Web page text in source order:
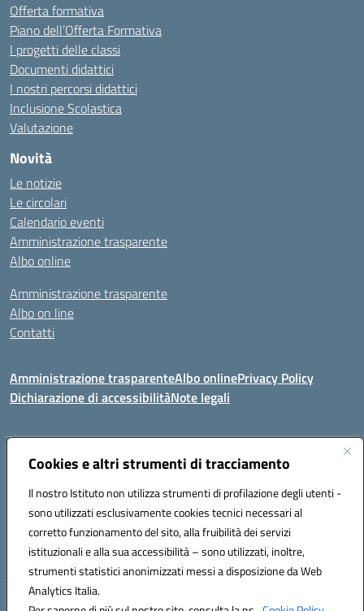
Cookies e altri strumenti di tracciamento
Il nostro Istituto non utilizza strumenti di profilazione degli utenti -
sono utilizzati esclusivamente cookies tecnici necessari al
corretto funzionamento del sito, alla fruibilità dei servizi
istituzionali e alla sua accessibilità – sono utilizzati, inoltre,
strumenti statistici anonimizzati messi a disposizione da Web
Analytics Italia.
Offerta formativa
Piano dell’Offerta Formativa
I progetti delle classi
Documenti didattici
I nostri percorsi didattici
Inclusione Scolastica
Valutazione
Novità
Le notizie
Le circolari
Calendario eventi
Amministrazione trasparente
Albo online
Amministrazione trasparente
Albo on line
Contatti
Amministrazione trasparenteAlbo onlinePrivacy Policy
Dichiarazione di accessibilitàNote legali
Indirizzo:Via Tirso, 07011 Bono (SS)
Posta elettronica certificata (PEC):ssic820006@pec.istruzione.it
Codice fiscale: 81000530907
Codice meccanografico: SSIC820006
Hosting & Powered by 3D Solution S.r.l.